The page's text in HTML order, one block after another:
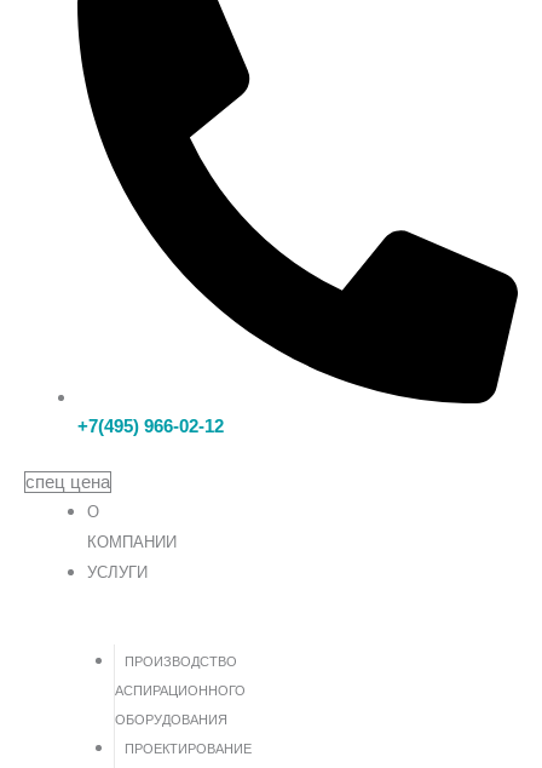
+7(495) 966-02-12
спец цена
О
КОМПАНИИ
УСЛУГИ
ПРОИЗВОДСТВО
АСПИРАЦИОННОГО
ОБОРУДОВАНИЯ
ПРОЕКТИРОВАНИЕ